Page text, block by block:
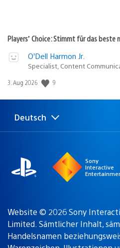
Players’ Choice: Stimmt für das beste
O’Dell Harmon Jr.
Specialist, Content
Veröffentlichungsdatum:
3. Aug 2026 9
Select
a
Aktuelle
Region:
Deutsch
Sony
Interactive
Website © 2026 Sony
Limited. Sämtlicher Inhalt,
Handelsnamen